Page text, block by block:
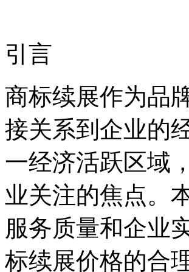
引言
商标续展作为品
接关系到企业的
一经济活跃区域
业关注的焦点。
服务质量和企业
标续展价格的合